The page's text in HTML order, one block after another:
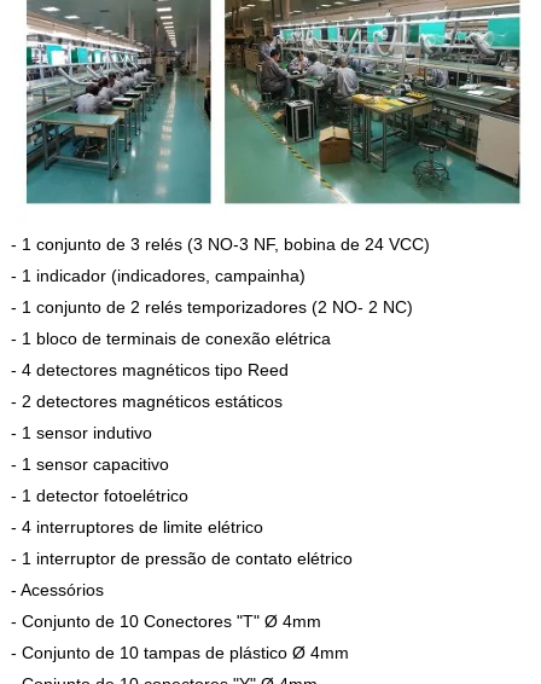
- 1 conjunto de 3 relés (3 NO-3 NF, bobina de 24 VCC)
- 1 indicador (indicadores, campainha)
- 1 conjunto de 2 relés temporizadores (2 NO- 2 NC)
- 1 bloco de terminais de conexão elétrica
- 4 detectores magnéticos tipo Reed
- 2 detectores magnéticos estáticos
- 1 sensor indutivo
- 1 sensor capacitivo
- 1 detector fotoelétrico
- 4 interruptores de limite elétrico
- 1 interruptor de pressão de contato elétrico
- Acessórios
- Conjunto de 10 Conectores "T" Ø 4mm
- Conjunto de 10 tampas de plástico Ø 4mm